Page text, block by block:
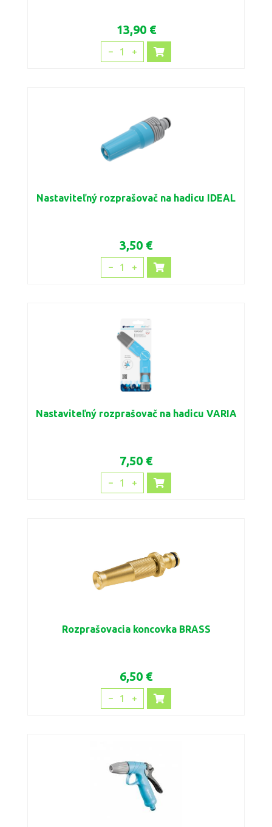
13,90 €
1
Nastaviteľný rozprašovač na hadicu IDEAL
3,50 €
1
Nastaviteľný rozprašovač na hadicu VARIA
7,50 €
1
Rozprašovacia koncovka BRASS
6,50 €
1